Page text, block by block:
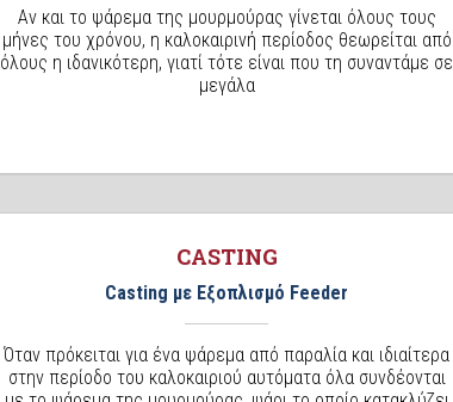
Αν και το ψάρεμα της μουρμούρας γίνεται όλους τους
μήνες του χρόνου, η καλοκαιρινή περίοδος θεωρείται από
όλους η ιδανικότερη, γιατί τότε είναι που τη συναντάμε σε
μεγάλα
CASTING
Casting με Εξοπλισμό Feeder
Όταν πρόκειται για ένα ψάρεμα από παραλία και ιδιαίτερα
στην περίοδο του καλοκαιριού αυτόματα όλα συνδέονται